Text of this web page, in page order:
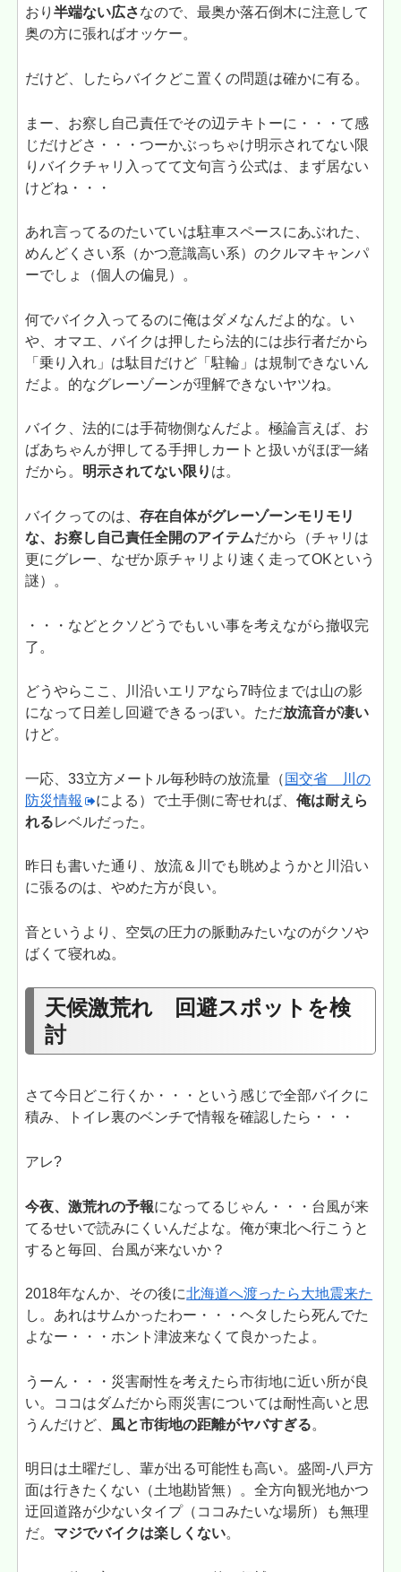
おり半端ない広さなので、最奥か落石倒木に注意して
奥の方に張ればオッケー。
だけど、したらバイクどこ置くの問題は確かに有る。
まー、お察し自己責任でその辺テキトーに・・・て感
じだけどさ・・・つーかぶっちゃけ明示されてない限
りバイクチャリ入ってて文句言う公式は、まず居ない
けどね・・・
あれ言ってるのたいていは駐車スペースにあぶれた、
めんどくさい系（かつ意識高い系）のクルマキャンパ
ーでしょ（個人の偏見）。
何でバイク入ってるのに俺はダメなんだよ的な。い
や、オマエ、バイクは押したら法的には歩行者だから
「乗り入れ」は駄目だけど「駐輪」は規制できないん
だよ。的なグレーゾーンが理解できないヤツね。
バイク、法的には手荷物側なんだよ。極論言えば、お
ばあちゃんが押してる手押しカートと扱いがほぼ一緒
だから。 明示されてない限り は。
バイクってのは、存在自体がグレーゾーンモリモリ
な、お察し自己責任全開のアイテムだから（チャリは
更にグレー、なぜか原チャリより速く走ってOKという
謎）。
・・・などとクソどうでもいい事を考えながら撤収完
了。
どうやらここ、川沿いエリアなら7時位までは山の影
になって日差し回避できるっぽい。ただ放流音が凄い
けど。
一応、33立方メートル毎秒時の放流量（ 国交省 川の
防災情報
による）で土手側に寄せれば、俺は耐えら
れるレベルだった。
昨日も書いた通り、放流＆川でも眺めようかと川沿い
に張るのは、やめた方が良い。
音というより、空気の圧力の脈動みたいなのがクソや
ばくて寝れぬ。
天候激荒れ 回避スポットを検
討
さて今日どこ行くか・・・という感じで全部バイクに
積み、トイレ裏のベンチで情報を確認したら・・・
アレ?
今夜、激荒れの予報になってるじゃん・・・台風が来
てるせいで読みにくいんだよな。俺が東北へ行こうと
すると毎回、台風が来ないか？
2018年なんか、その後に北海道へ渡ったら大地震来た
し。あれはサムかったわー・・・ヘタしたら死んでた
よなー・・・ホント津波来なくて良かったよ。
うーん・・・災害耐性を考えたら市街地に近い所が良
い。ココはダムだから雨災害については耐性高いと思
うんだけど、 風と市街地の距離がヤバすぎる。
明日は土曜だし、輩が出る可能性も高い。盛岡-八戸方
面は行きたくない（土地勘皆無）。全方向観光地かつ
迂回道路が少ないタイプ（ココみたいな場所）も無理
だ。 マジでバイクは楽しくない。